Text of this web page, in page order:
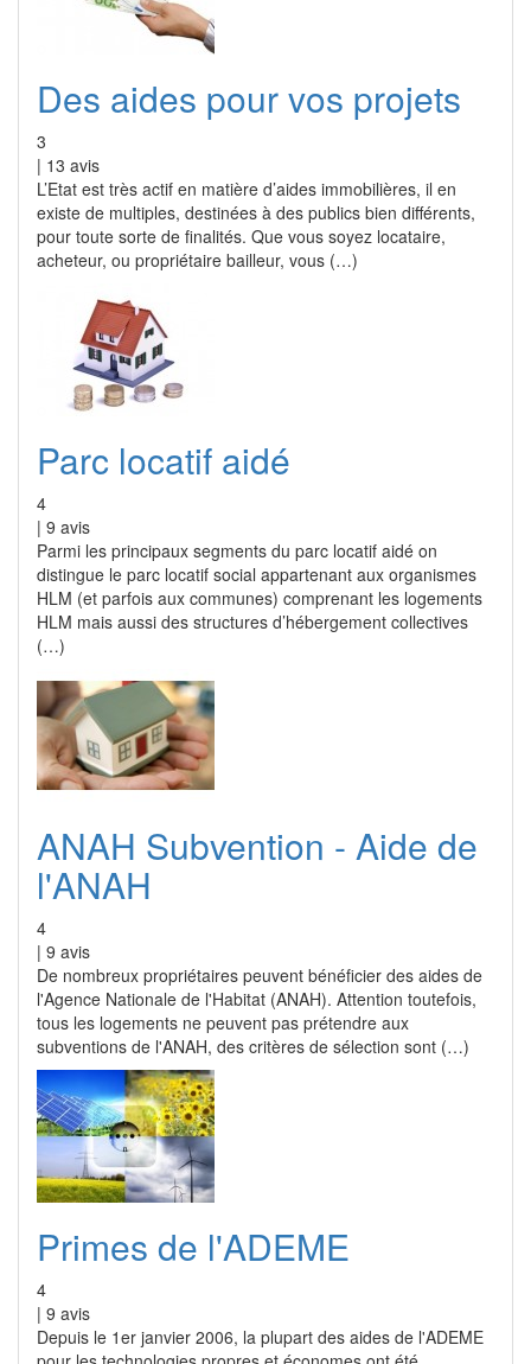
Des aides pour vos projets
3
| 13 avis
L’Etat est très actif en matière d’aides immobilières, il en
existe de multiples, destinées à des publics bien différents,
pour toute sorte de finalités. Que vous soyez locataire,
acheteur, ou propriétaire bailleur, vous (…)
Parc locatif aidé
4
| 9 avis
Parmi les principaux segments du parc locatif aidé on
distingue le parc locatif social appartenant aux organismes
HLM (et parfois aux communes) comprenant les logements
HLM mais aussi des structures d’hébergement collectives
(…)
ANAH Subvention - Aide de
l'ANAH
4
| 9 avis
De nombreux propriétaires peuvent bénéficier des aides de
l'Agence Nationale de l'Habitat (ANAH). Attention toutefois,
tous les logements ne peuvent pas prétendre aux
subventions de l'ANAH, des critères de sélection sont (…)
Primes de l'ADEME
4
| 9 avis
Depuis le 1er janvier 2006, la plupart des aides de l'ADEME